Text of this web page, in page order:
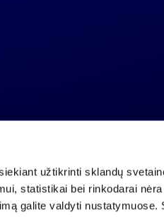
užtikrinti sklandų
statistikai bei rinkodarai
galite valdyti nustatymuose.
VAT payer code LT213043414
Registered at the State Centre of